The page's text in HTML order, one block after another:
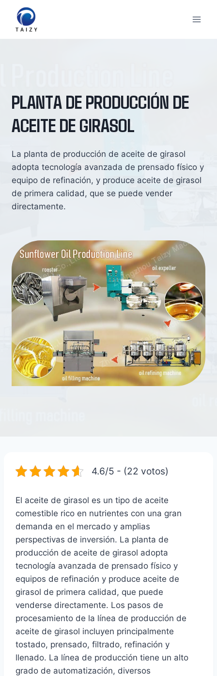
Saltar
contenido
PLANTA DE PRODUCCIÓN DE
ACEITE DE GIRASOL
La planta de producción de aceite de girasol
adopta tecnología avanzada de prensado físico y
equipo de refinación, y produce aceite de girasol
de primera calidad, que se puede vender
directamente.
4.6/5 - (22 votos)
El aceite de girasol es un tipo de aceite
comestible rico en nutrientes con una gran
demanda en el mercado y amplias
perspectivas de inversión. La planta de
producción de aceite de girasol adopta
tecnología avanzada de prensado físico y
equipos de refinación y produce aceite de
girasol de primera calidad, que puede
venderse directamente. Los pasos de
procesamiento de la línea de producción de
aceite de girasol incluyen principalmente
tostado, prensado, filtrado, refinación y
llenado. La línea de producción tiene un alto
grado de automatización, diversos